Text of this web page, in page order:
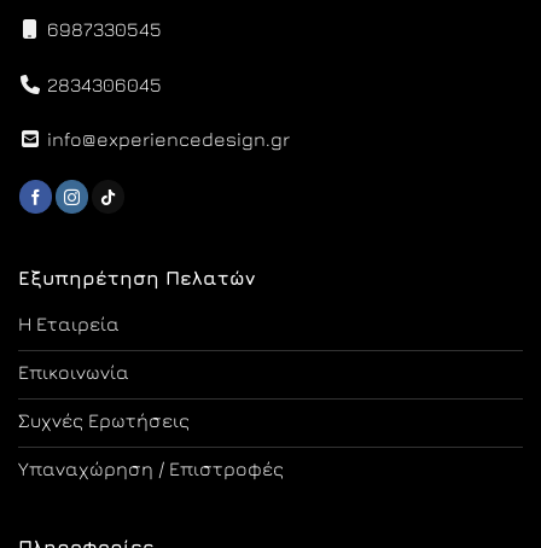
Εξυπηρέτηση Πελατών
Η Εταιρεία
Επικοινωνία
Συχνές Ερωτήσεις
Υπαναχώρηση / Επιστροφές
6987330545
2834306045
info@experiencedesign.gr